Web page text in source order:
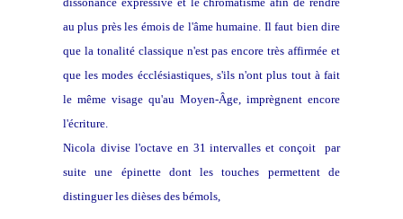
au plus près les émois de l'âme humaine. Il faut bien dire
que la tonalité classique n'est pas encore très affirmée et
que les modes écclésiastiques, s'ils n'ont plus tout à fait
le même visage qu'au Moyen-Âge, imprègnent encore
l'écriture.
Nicola divise l'octave en 31 intervalles et conçoit par
suite une épinette dont les touches permettent de
distinguer les dièses des bémols,